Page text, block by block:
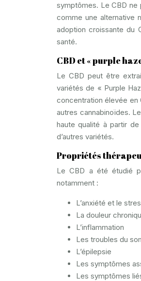
symptômes. Le CBD
comme une alternative
adoption croissante du
santé.
CBD et « purple
Le CBD peut être
variétés de « Purple
concentration élevée en
autres cannabinoïdes.
haute qualité à partir
d’autres variétés.
Propriétés
Le CBD a été étudié
notamment :
L’anxiété et le
La douleur
L’inflammation
Les troubles du
L’épilepsie
Les symptômes
Les symptômes